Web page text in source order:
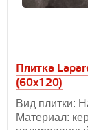
Плитка
(60х120)
Вид плитки:
Материал: